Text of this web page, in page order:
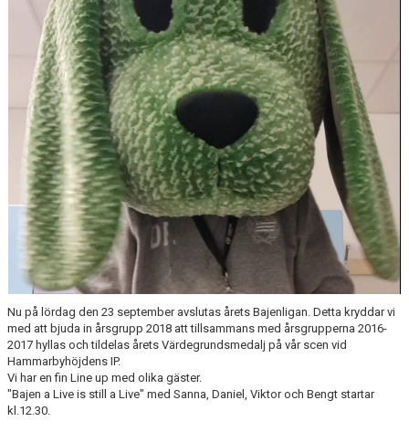
Nu på lördag den 23 september avslutas årets Bajenligan. Detta kryddar vi
med att bjuda in årsgrupp 2018 att tillsammans med årsgrupperna 2016-
2017 hyllas och tildelas årets Värdegrundsmedalj på vår scen vid
Hammarbyhöjdens IP.
Vi har en fin Line up med olika gäster.
"Bajen a Live is still a Live" med Sanna, Daniel, Viktor och Bengt startar
kl.12.30.